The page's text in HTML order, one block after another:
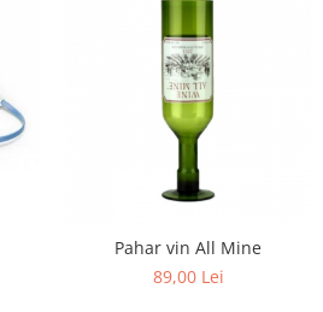
Pahar vin All Mine
89,00 Lei